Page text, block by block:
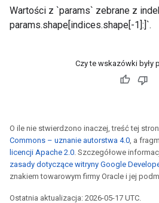
Wartości z `params` zebrane z
params.shape[indices.shape[-1]:]`.
Czy te wskazówki były
O ile nie stwierdzono inaczej, treść tej
Commons – uznanie autorstwa 4.0, a
licencji Apache 2.0. Szczegółowe
zasady dotyczące witryny Google
znakiem towarowym firmy Oracle i jej
Ostatnia aktualizacja: 2026-05-17 UTC.